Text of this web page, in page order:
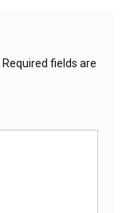
Required fields are